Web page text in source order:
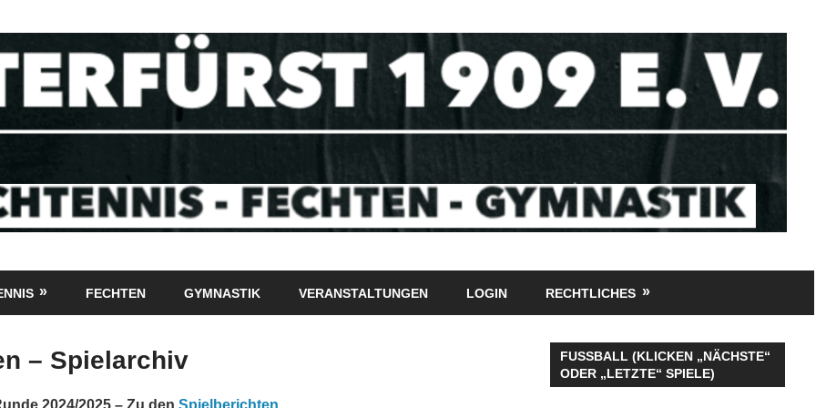
FECHTEN GYMNASTIK VERANSTALTUNGEN LOGIN RECHTLICHES
– Spielarchiv
FUSSBALL (KLICKEN „NÄCHSTE“
ODER „LETZTE“ SPIELE)